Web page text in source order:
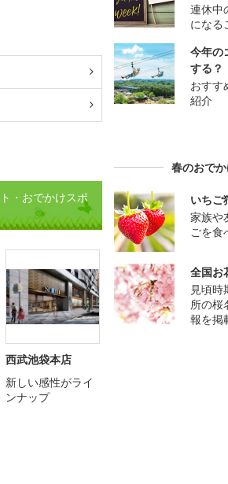
・おでかけスポ
西武池袋本店
新しい感性がライ
ンナップ
連休中
になる
今年の
する？
おすす
紹介
春のおで
いちご
家族や
ごを食
全国お
見頃時
所の桜
報を掲